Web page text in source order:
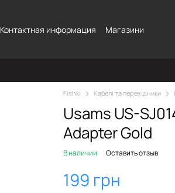
Контактная информация Магазини
Fishki Кабелі та перехідники
Usams US-
Adapter Gold
В наличии Оставить отзыв
199 грн